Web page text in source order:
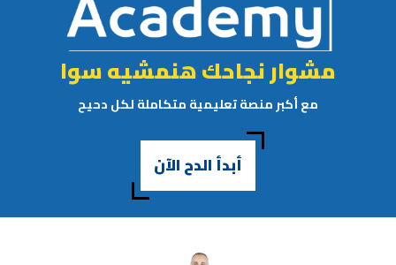
مشوار نجاحك هنمشيه سوا
مع أكبر منصة تعليمية متكاملة لكل دحيح
أبدأ الدح الآن